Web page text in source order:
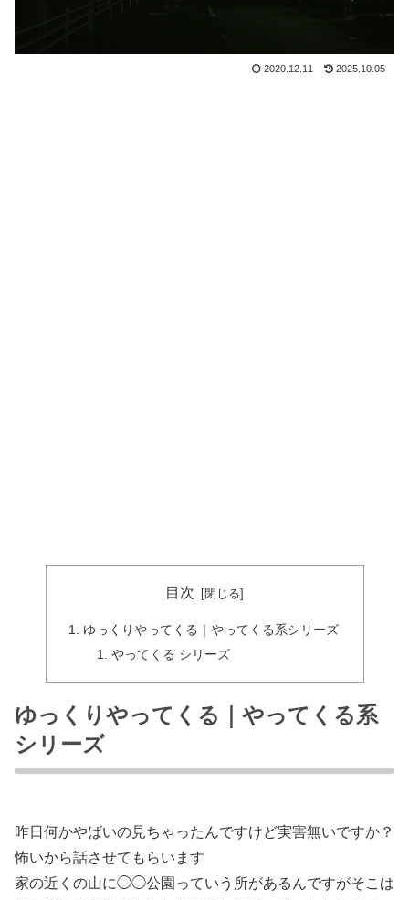
2020.12.11 2025.10.05
目次
ゆっくりやってくる｜やってくる系シリーズ
やってくる シリーズ
ゆっくりやってくる｜やってくる系
シリーズ
昨日何かやばいの見ちゃったんですけど実害無いですか？
怖いから話させてもらいます
家の近くの山に◯◯公園っていう所があるんですがそこは